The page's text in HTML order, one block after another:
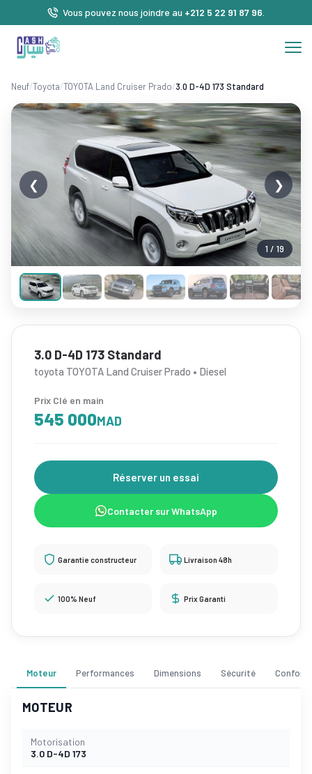
Vous pouvez nous joindre au +212 5 22 91 87 96
Neuf/Toyota/TOYOTA Land Cruiser Prado/3.0 D-4D 173 Standard
1 / 19
❮ ❯
3.0 D-4D 173 Standard
toyota TOYOTA Land Cruiser Prado • Diesel
Prix Clé en main
545 000MAD
Réserver un essai
Contacter sur WhatsApp
Garantie constructeur Livraison 48h
100% Neuf Prix Garanti
Moteur Performances Dimensions Sécurité Confort
MOTEUR
Motorisation
3.0 D-4D 173